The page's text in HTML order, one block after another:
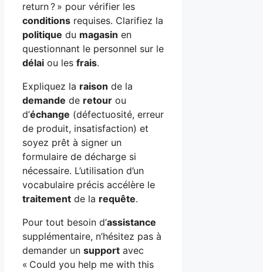
return ? » pour vérifier les
conditions requises. Clarifiez la
politique du magasin en
questionnant le personnel sur le
délai ou les frais.
Expliquez la raison de la
demande de retour ou
d’échange (défectuosité, erreur
de produit, insatisfaction) et
soyez prêt à signer un
formulaire de décharge si
nécessaire. L’utilisation d’un
vocabulaire précis accélère le
traitement de la requête.
Pour tout besoin d’assistance
supplémentaire, n’hésitez pas à
demander un support avec
« Could you help me with this